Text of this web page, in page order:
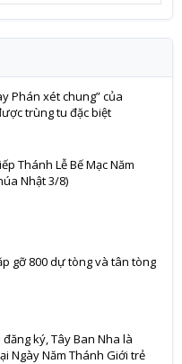
Phán xét chung” của
trùng tu đặc biệt
Thánh Lễ Bế Mạc Năm
Nhật 3/8)
gỡ 800 dự tòng và tân tòng
ký, Tây Ban Nha là
Ngày Năm Thánh Giới trẻ